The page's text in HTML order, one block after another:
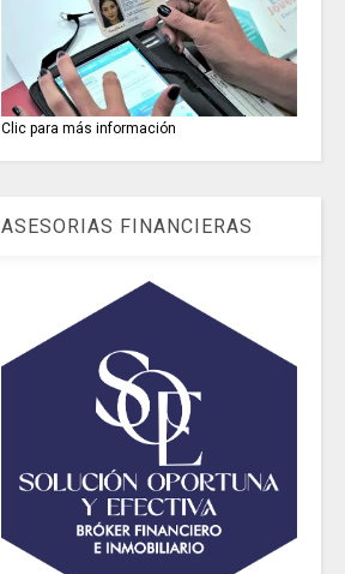
Clic para más información
ASESORIAS FINANCIERAS